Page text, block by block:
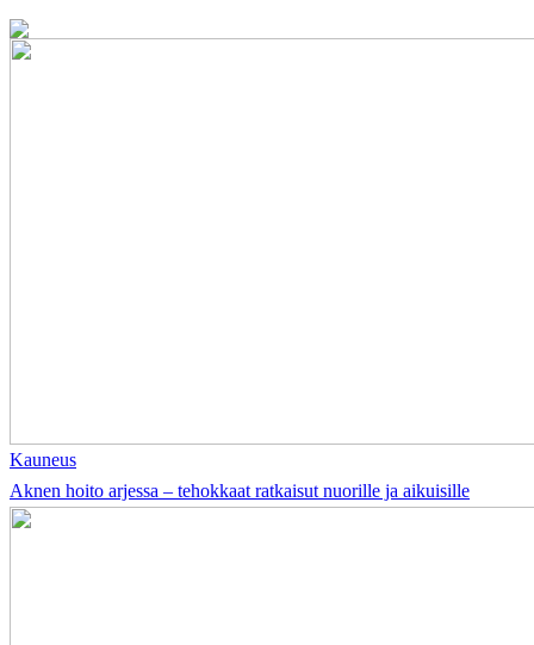
Kauneus
Aknen hoito arjessa – tehokkaat ratkaisut nuorille ja aikuisille